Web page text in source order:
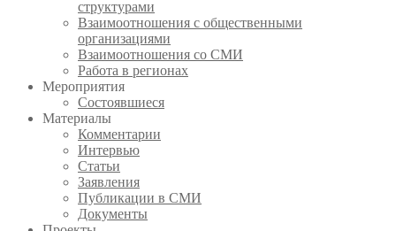
структурами
Взаимоотношения с общественными
организациями
Взаимоотношения со СМИ
Работа в регионах
Мероприятия
Состоявшиеся
Материалы
Комментарии
Интервью
Статьи
Заявления
Публикации в СМИ
Документы